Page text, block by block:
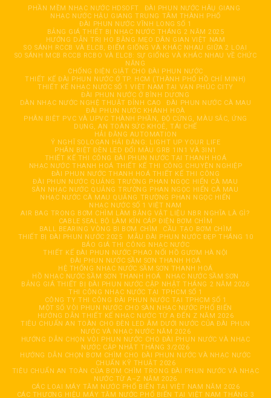
PHẦN MỀM NHẠC NƯỚC HDSOFT
ĐÀI PHUN NƯỚC HÂỤ GIANG
NHẠC NƯỚC HẬU GIANG TRUNG TÂM THÀNH PHỐ
ĐÀI PHUN NƯỚC VĨNH LONG SỐ 1
BẢNG GIÁ THIẾT BỊ NHẠC NƯỚC THÁNG 2 NĂM 2025
HƯỚNG DẪN TRỊ HO BẰNG MẸO DÂN GIAN VIỆT NAM
SO SÁNH RCCB VÀ ELCB, ĐIỂM GIỐNG VÀ KHÁC NHAU GIỮA 2 LOẠI
SO SÁNH MCB RCCB RCBO VÀ ELCB: SỰ GIỐNG VÀ KHÁC NHAU VỀ CHỨC
NĂNG
CHỐNG ĐIỆN GIẬT CHO ĐÀI PHUN NƯỚC
THIẾT KẾ ĐÀI PHUN NƯỚC Ở TP. HCM (THÀNH PHỐ HỒ CHÍ MINH)
THIẾT KẾ NHẠC NƯỚC SỐ 1 VIỆT NAM TẠI VẠN PHÚC CITY
ĐÀI PHUN NƯỚC Ở BÌNH DƯƠNG
DÀN NHẠC NƯỚC NGHỆ THUẬT ĐỈNH CAO
ĐÀI PHUN NƯỚC CÀ MAU
ĐÀI PHUN NƯỚC KHÁNH HOÀ
PHÂN BIỆT PVC VÀ UPVC THÀNH PHẦN, ĐỘ CỨNG, MÀU SẮC, ỨNG
DỤNG, AN TOÀN SỨC KHOẺ, TÁI CHẾ
HẢI ĐĂNG AUTOMATION
Ý NGHĨ SOLOGAN HẢI ĐĂNG: LIGHT UP YOUR LIFE
PHÂN BIỆT ĐÈN LED ĐỔI MÀU GRB 1IN1 VÀ 3IN1
THIẾT KẾ THI CÔNG ĐÀI PHUN NƯỚC TẠI THANH HOÁ
NHẠC NƯỚC THANH HOÁ THIẾT KẾ THI CÔNG CHUYÊN NGHIỆP
ĐÀI PHUN NƯỚC THANH HOÁ THIẾT KẾ THI CÔNG
ĐÀI PHUN NƯỚC QUẢNG TRƯỜNG PHAN NGỌC HIỂN CÀ MAU
SÀN NHẠC NƯỚC QUẢNG TRƯỜNG PHAN NGỌC HIỂN CÀ MAU
NHẠC NƯỚC CÀ MAU QUẢNG TRƯỜNG PHAN NGỌC HIỂN
NHẠC NƯỚC SỐ 1 VIỆT NAM
AIR BAG TRONG BƠM CHÌM LÀM BẰNG VẬT LIỆU NBR NGHĨA LÀ GÌ?
CABLE SEAL BỘ LÀM KÍN CÁP ĐIỆN BƠM CHÌM
BALL BEARING VÒNG BI BƠM CHÌM
CẦU TẠO BƠM CHÌM
THIẾT BỊ ĐÀI PHUN NƯỚC 2025
MẪU ĐÀI PHUN NƯỚC ĐẸP THÁNG 10
BÁO GIÁ THI CÔNG NHẠC NƯỚC
THIẾT KẾ ĐÀI PHUN NƯỚC PHAO NỔI HỒ GƯƠM HÀ NỘI
ĐÀI PHUN NƯỚC SẦM SƠN THANH HOÁ
HỆ THỐNG NHẠC NƯỚC SẦM SƠN THANH HOÁ
HỒ NHẠC NƯỚC SẦM SƠN THANH HOÁ
NHẠC NƯỚC SẦM SƠN
BẢNG GIÁ THIẾT BỊ ĐÀI PHUN NƯỚC CẬP NHẬT THÁNG 2 NĂM 2026
THI CÔNG NHẠC NƯỚC TẠI TPHCM SỐ 1
CÔNG TY THI CÔNG ĐÀI PHUN NƯỚC TẠI TPHCM SỐ 1
MỘT SỐ VÒI PHUN NƯỚC CHO SÀN NHẠC NƯỚC PHỔ BIẾN
HƯỚNG DẪN THIẾT KẾ NHẠC NƯỚC TỪ A ĐẾN Z NĂM 2026
TIÊU CHUẨN AN TOÀN CHO ĐÈN LED ÂM DƯỚI NƯỚC CỦA ĐÀI PHUN
NƯỚC VÀ NHẠC NƯỚC NĂM 2026
HƯỚNG DẪN CHỌN VÒI PHUN NƯỚC CHO ĐÀI PHUN NƯỚC VÀ NHẠC
NƯỚC CẬP NHẬT THÁNG 3/2026
HƯỚNG DẪN CHỌN BƠM CHÌM CHO ĐÀI PHUN NƯỚC VÀ NHẠC NƯỚC
CHUẨN KỸ THUẬT 2026
TIÊU CHUẨN AN TOÀN CỦA BƠM CHÌM TRONG ĐÀI PHUN NƯỚC VÀ NHẠC
NƯỚC TỪ A–Z NĂM 2026
CÁC LOẠI MÁY TĂM NƯỚC PHỔ BIẾN TẠI VIỆT NAM NĂM 2026
CÁC THƯƠNG HIỆU MÁY TĂM NƯỚC PHỔ BIẾN TẠI VIỆT NAM THÁNG 3